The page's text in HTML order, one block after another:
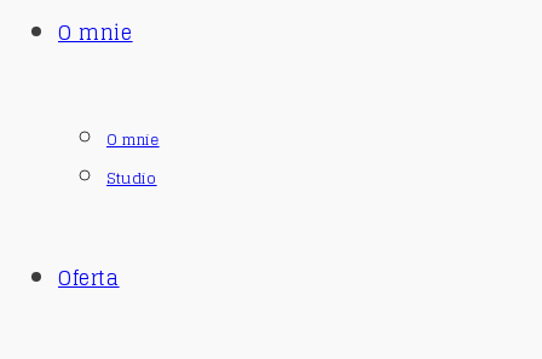
O mnie
O mnie
Studio
Oferta